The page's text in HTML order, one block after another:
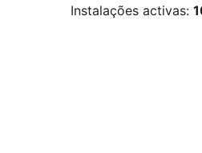
Instalações activas: